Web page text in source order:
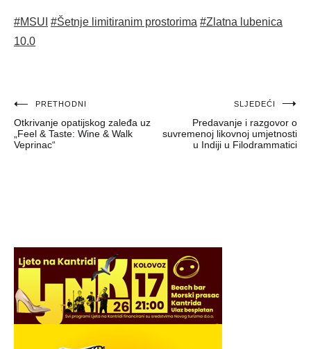
#MSUI #Šetnje limitiranim prostorima #Zlatna lubenica
10.0
Navigacija
objava
PRETHODNI
Otkrivanje opatijskog zaleđa uz
„Feel & Taste: Wine & Walk
Veprinac“
SLJEDEĆI
Predavanje i razgovor o
suvremenoj likovnoj umjetnosti
u Indiji u Filodrammatici